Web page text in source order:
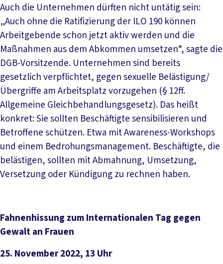
Auch die Unternehmen dürften nicht untätig sein:
„Auch ohne die Ratifizierung der ILO 190 können
Arbeitgebende schon jetzt aktiv werden und die
Maßnahmen aus dem Abkommen umsetzen“, sagte die
DGB-Vorsitzende. Unternehmen sind bereits
gesetzlich verpflichtet, gegen sexuelle Belästigung/
Übergriffe am Arbeitsplatz vorzugehen (§ 12ff.
Allgemeine Gleichbehandlungsgesetz). Das heißt
konkret: Sie sollten Beschäftigte sensibilisieren und
Betroffene schützen. Etwa mit Awareness-Workshops
und einem Bedrohungsmanagement. Beschäftigte, die
belästigen, sollten mit Abmahnung, Umsetzung,
Versetzung oder Kündigung zu rechnen haben.
Fahnenhissung zum Internationalen Tag gegen
Gewalt an Frauen
25. November 2022, 13 Uhr